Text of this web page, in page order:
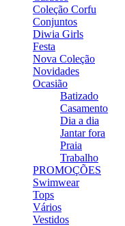
Coleção Corfu
Conjuntos
Diwia Girls
Festa
Nova Coleção
Novidades
Ocasião
Batizado
Casamento
Dia a dia
Jantar fora
Praia
Trabalho
PROMOÇÕES
Swimwear
Tops
Vários
Vestidos